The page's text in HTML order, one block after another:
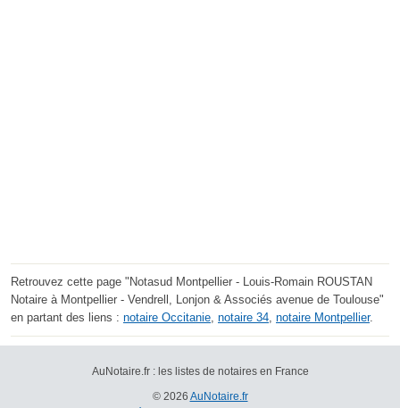
Retrouvez cette page "Notasud Montpellier - Louis-Romain ROUSTAN
Notaire à Montpellier - Vendrell, Lonjon & Associés avenue de Toulouse"
en partant des liens : notaire Occitanie notaire 34 notaire Montpellier.
AuNotaire.fr : les listes de notaires en France
© 2026 AuNotaire.fr